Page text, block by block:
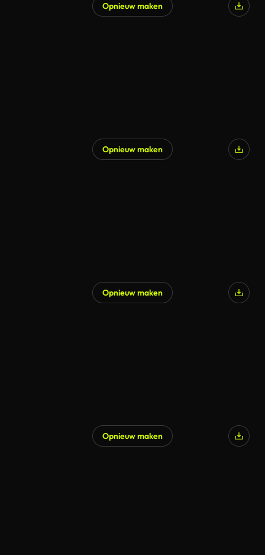
Opnieuw maken
Opnieuw maken
Opnieuw maken
Opnieuw maken